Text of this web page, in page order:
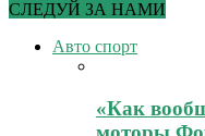
СЛЕДУЙ ЗА НАМИ
Авто спорт
«Как